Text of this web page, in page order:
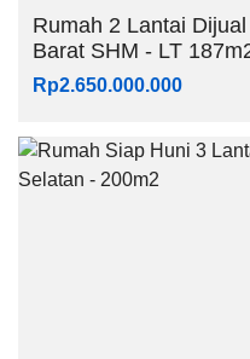
Rumah 2 Lantai
Barat SHM - LT
Rp2.650.000.000